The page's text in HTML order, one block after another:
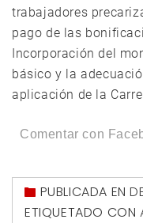
trabajadores
pago de las
Incorporación del
básico y la
aplicación de la
Comentar con
PUBLICADA EN
ETIQUETADO CON